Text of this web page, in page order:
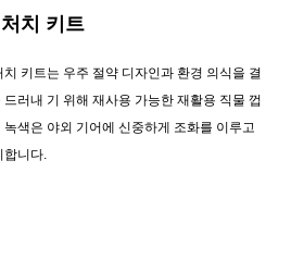
치 키트
키트는 우주 절약 디자인과 환경 의식을 결
러내 기 위해 재사용 가능한 재활용 직물 껍
색은 야외 기어에 신중하게 조화를 이루고
합니다.